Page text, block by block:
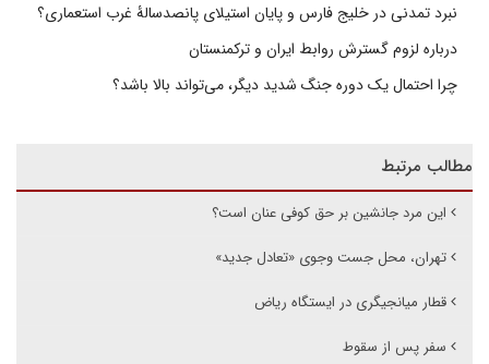
نبرد تمدنی در خلیج فارس و پایان استیلای پانصدسالۀ غرب استعماری؟
درباره لزوم گسترش روابط ایران و ترکمنستان
چرا احتمال یک دوره جنگ شدید دیگر، می‌تواند بالا باشد؟
مطالب مرتبط
این مرد جانشین بر حق کوفی عنان است؟
تهران، محل جست وجوی «تعادل جدید»
قطار میانجیگری در ایستگاه ریاض
سفر پس از سقوط